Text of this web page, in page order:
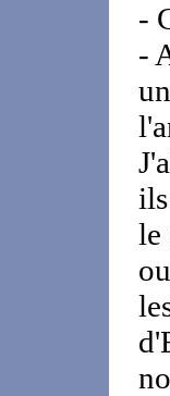
-
-
le